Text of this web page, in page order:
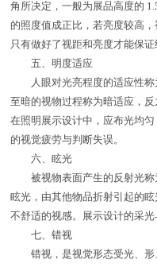
角所决定，一般为展品高度的
的照度值成正比，若亮度较高
只有做好了视距和亮度才能保证
五、明度适应
人眼对光亮程度的适应性称
至暗的视物过程称为暗适应，
在照明展示设计中，应布光均
的视觉疲劳与判断失误。
六、眩光
被视物表面产生的反射光称
眩光，由其他物品折射引起的
不舒适的视感。展示设计的采光
七、错视
错视，是视觉形态受光、形